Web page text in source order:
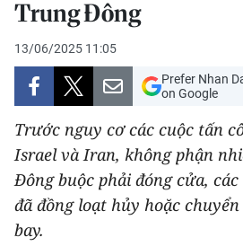
KINH TẾ
VĂN HÓA
XÃ HỘI
PHÁP LUẬT
DU LỊCH
THẾ GIỚI
Trung Đông
13/06/2025 11:05
Prefer Nhan
on Google
Trước nguy cơ các cuộc tấn
Israel và Iran, không phận
Đông buộc phải đóng cửa,
đã đồng loạt hủy hoặc
bay.